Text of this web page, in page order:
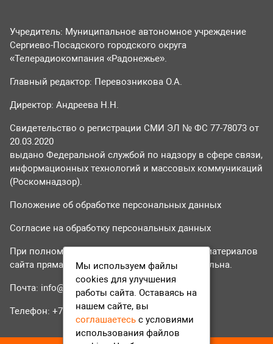
Учредитель: Муниципальное автономное учреждение
Сергиево-Посадского городского округа
«Телерадиокомпания «Радонежье».
Главный редактор: Перевозникова О.А.
Директор: Андреева Н.Н.
Свидетельство о регистрации СМИ ЭЛ № ФС 77-78073 от
20.03.2020
выдано Федеральной службой по надзору в сфере связи,
информационных технологий и массовых коммуникаций
(Роскомнадзор).
Положение об обработке персональных данных
Согласие на обработку персональных данных
При полном или частичном использовании материалов
сайта прямая гиперссылка на tvr24.tv обязательна.
Почта: info@tvr24.tv
Телефон: +7 (496) 551-04-95
Мы используем файлы
cookies для улучшения
работы сайта. Оставаясь на
нашем сайте, вы
соглашаетесь с условиями
использования файлов